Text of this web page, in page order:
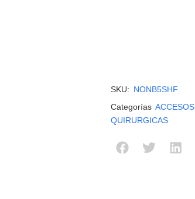
SKU: NONB5SHF
Categorías ACCESOS,
QUIRURGICAS